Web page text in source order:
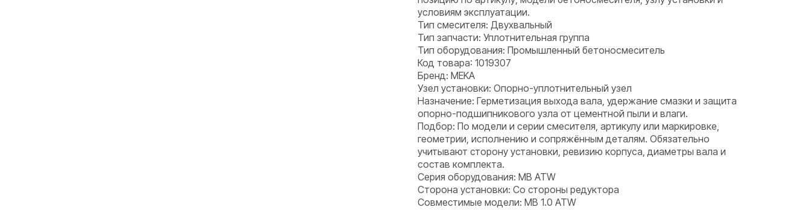
условиям эксплуатации.
Тип смесителя: Двухвальный
Тип запчасти: Уплотнительная группа
Тип оборудования: Промышленный бетоносмеситель
Код товара: 1019307
Бренд: MEKA
Узел установки: Опорно-уплотнительный узел
Назначение: Герметизация выхода вала, удержание смазки и защита
опорно-подшипникового узла от цементной пыли и влаги.
Подбор: По модели и серии смесителя, артикулу или маркировке,
геометрии, исполнению и сопряжённым деталям. Обязательно
учитывают сторону установки, ревизию корпуса, диаметры вала и
состав комплекта.
Серия оборудования: MB ATW
Сторона установки: Со стороны редуктора
Совместимые модели: MB 1.0 ATW